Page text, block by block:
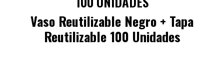
Vaso Reutilizable Negro + Tapa
Reutilizable 100 Unidades